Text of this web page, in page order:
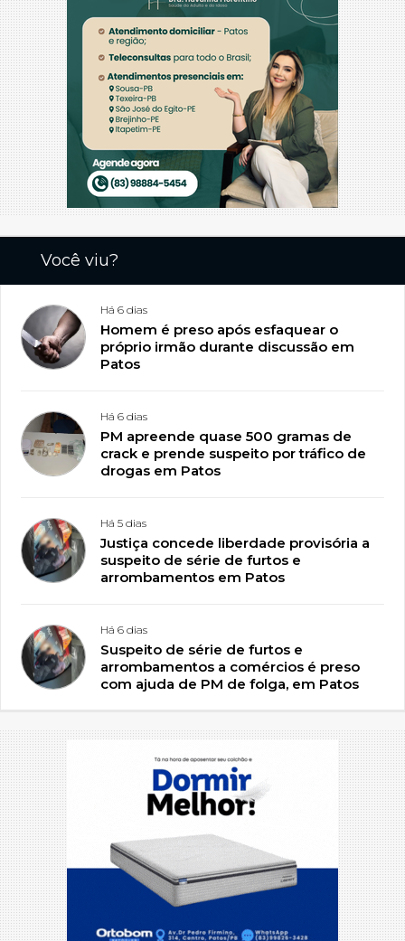
Você viu?
Há 6 dias
Homem é preso após esfaquear o
próprio irmão durante discussão em
Patos
Há 6 dias
PM apreende quase 500 gramas de
crack e prende suspeito por tráfico de
drogas em Patos
Há 5 dias
Justiça concede liberdade provisória a
suspeito de série de furtos e
arrombamentos em Patos
Há 6 dias
Suspeito de série de furtos e
arrombamentos a comércios é preso
com ajuda de PM de folga, em Patos